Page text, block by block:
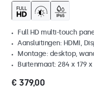
Full HD multi-touch
Aansluitingen: HDMI,
Montage: desktop,
Buitenmaat: 284 x 179
€ 379,00